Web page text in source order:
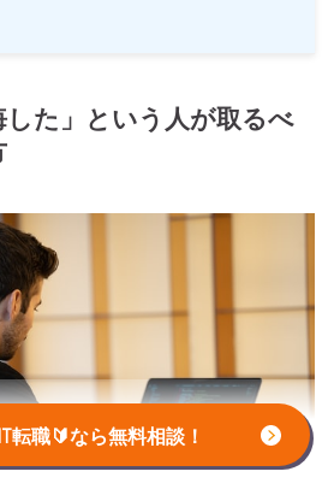
転職🔰なら無料相談！
した」という人が取るべ